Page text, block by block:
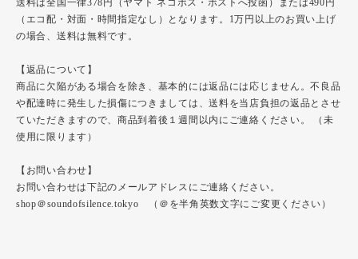
送料は全国一律378円（ヤマト ネコポス・ポストへ投函）または490円
（エコ配・対面・時間指定なし）となります。1万円以上のお買い上げ
の場合、送料は無料です。
【返品について】
商品に欠陥がある場合を除き、基本的には返品には応じません。不良品
や配達時に発生した損傷につきましては、送料を当店負担の返品とさせ
ていただきますので、商品到着後１週間以内にご連絡ください。 （未
使用に限ります）
【お問い合わせ】
お問い合わせは下記のメールアドレスにご連絡ください。
shop＠soundofsilence.tokyo （＠を半角英数文字にご変更ください）